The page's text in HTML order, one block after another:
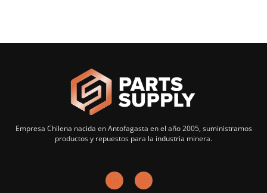
Empresa Chilena nacida en Antofagasta en el año 2005, suministramos
productos y repuestos para la industria minera.